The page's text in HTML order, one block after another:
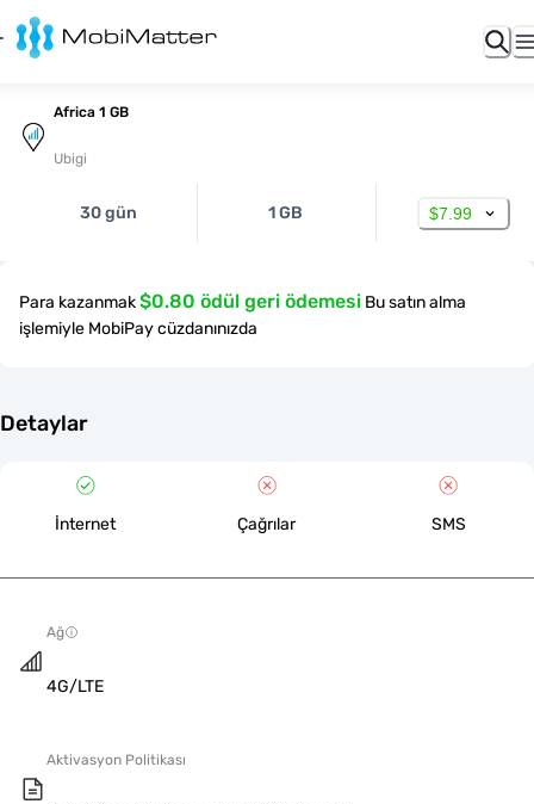
Africa 1 GB
Ubigi
30 gün 1 GB $7.99
Para kazanmak$0.80 ödül geri ödemesi Bu satın alma
işlemiyle MobiPay cüzdanınızda
Detaylar
İnternet Çağrılar SMS
Ağ
4G/LTE
Aktivasyon Politikası